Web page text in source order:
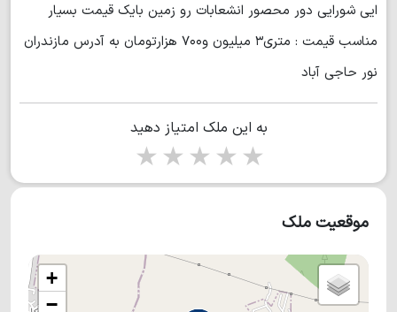
ایی شورایی دور محصور انشعابات رو زمین بایک قیمت بسیار
مناسب قیمت : متری۳ میلیون و۷۰۰ هزارتومان به آدرس مازندران
نور حاجی آباد
به این ملک امتیاز دهید
5 stars
4 stars
3 stars
2 stars
موقعیت ملک
+
−